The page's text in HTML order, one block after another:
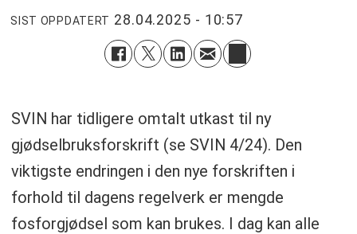
SIST OPPDATERT 28.04.2025 - 10:57
SVIN har tidligere omtalt utkast til ny
gjødselbruksforskrift (se SVIN 4/24). Den
viktigste endringen i den nye forskriften i
forhold til dagens regelverk er mengde
fosforgjødsel som kan brukes. I dag kan alle